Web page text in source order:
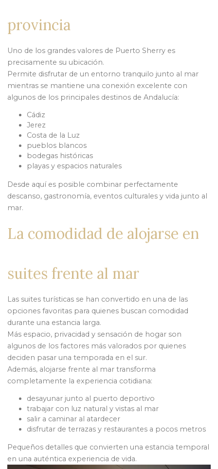
provincia
Uno de los grandes valores de Puerto Sherry es
precisamente su ubicación.
Permite disfrutar de un entorno tranquilo junto al mar
mientras se mantiene una conexión excelente con
algunos de los principales destinos de Andalucía:
Cádiz
Jerez
Costa de la Luz
pueblos blancos
bodegas históricas
playas y espacios naturales
Desde aquí es posible combinar perfectamente
descanso, gastronomía, eventos culturales y vida junto al
mar.
La comodidad de alojarse en
suites frente al mar
Las suites turísticas se han convertido en una de las
opciones favoritas para quienes buscan comodidad
durante una estancia larga.
Más espacio, privacidad y sensación de hogar son
algunos de los factores más valorados por quienes
deciden pasar una temporada en el sur.
Además, alojarse frente al mar transforma
completamente la experiencia cotidiana:
desayunar junto al puerto deportivo
trabajar con luz natural y vistas al mar
salir a caminar al atardecer
disfrutar de terrazas y restaurantes a pocos metros
Pequeños detalles que convierten una estancia temporal
en una auténtica experiencia de vida.